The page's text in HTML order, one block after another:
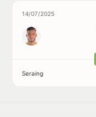
14/07/2025
Seraing